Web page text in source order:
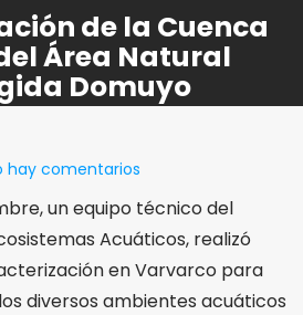
de la Cuenca
Área Natural
Domuyo
hay comentarios
un equipo técnico del
Acuáticos, realizó
en Varvarco para
diversos ambientes acuáticos